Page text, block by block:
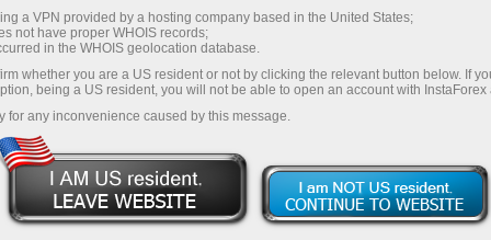
مقبول زمرے
a VPN provided by a hosting company based in the United States;
not have proper WHOIS records;
in the WHOIS geolocation database.
whether you are a US resident or not by clicking the relevant button below. If
being a US resident, you will not be able to open an account with InstaForex
for any inconvenience caused by this message.